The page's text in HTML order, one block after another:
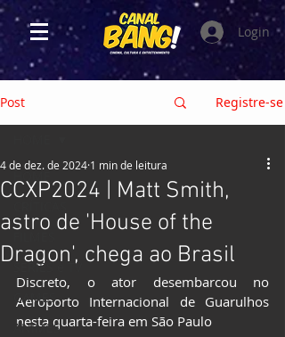
Login
Post Registre-se
SÉRIES e TV
GAMES
ANIMES
CCXP2024 | Matt Smith,
astro de 'House of the
Dragon', chega ao Brasil
4 de dez. de 2024 1 min de leitura
Discreto, o ator desembarcou no
Aeroporto Internacional de Guarulhos
nesta quarta-feira em São Paulo